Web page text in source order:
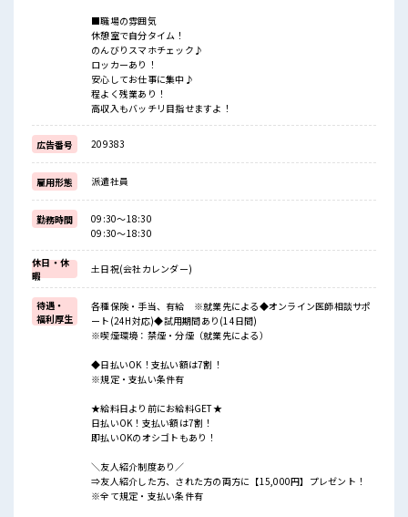
■職場の雰囲気
休憩室で自分タイム！
のんびりスマホチェック♪
ロッカーあり！
安心してお仕事に集中♪
程よく残業あり！
高収入もバッチリ目指せますよ！
広告番号 209383
雇用形態 派遣社員
勤務時間
09:30～18:30
09:30～18:30
休日・休
暇
土日祝(会社カレンダー)
待遇・
福利厚生
各種保険・手当、有給 ※就業先による◆オンライン医師相談サポ
ート(24H対応)◆試用期間あり(14日間)
※喫煙環境：禁煙・分煙（就業先による）
◆日払いOK！支払い額は7割！
※規定・支払い条件有
★給料日より前にお給料GET★
日払いOK！支払い額は7割！
即払いOKのオシゴトもあり！
＼友人紹介制度あり／
⇒友人紹介した方、された方の両方に【15,000円】プレゼント！
※全て規定・支払い条件有